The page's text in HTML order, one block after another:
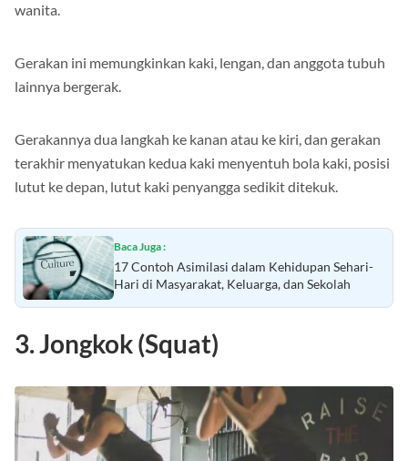
wanita.
Gerakan ini memungkinkan kaki, lengan, dan anggota tubuh
lainnya bergerak.
Gerakannya dua langkah ke kanan atau ke kiri, dan gerakan
terakhir menyatukan kedua kaki menyentuh bola kaki, posisi
lutut ke depan, lutut kaki penyangga sedikit ditekuk.
Baca Juga :
17 Contoh Asimilasi dalam Kehidupan Sehari-
Hari di Masyarakat, Keluarga, dan Sekolah
3. Jongkok (Squat)